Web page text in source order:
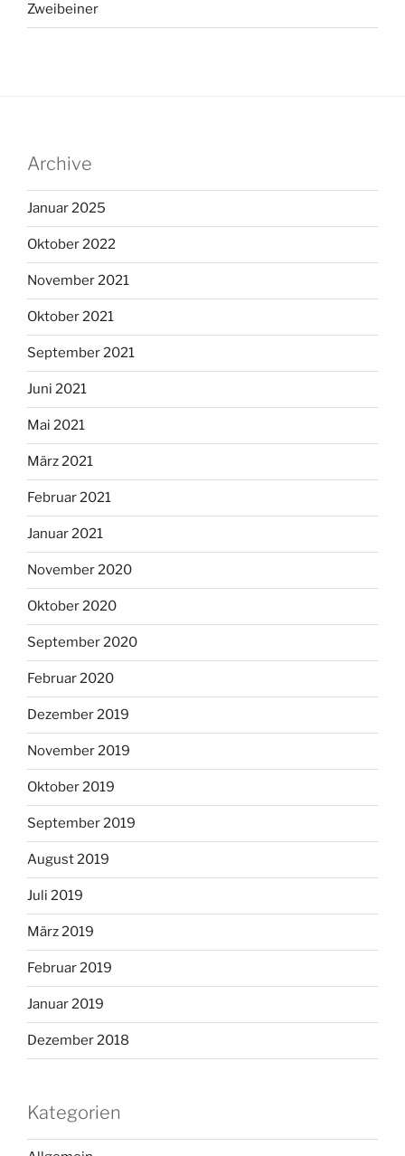
Zweibeiner
Archive
Januar 2025
Oktober 2022
November 2021
Oktober 2021
September 2021
Juni 2021
Mai 2021
März 2021
Februar 2021
Januar 2021
November 2020
Oktober 2020
September 2020
Februar 2020
Dezember 2019
November 2019
Oktober 2019
September 2019
August 2019
Juli 2019
März 2019
Februar 2019
Januar 2019
Dezember 2018
Kategorien